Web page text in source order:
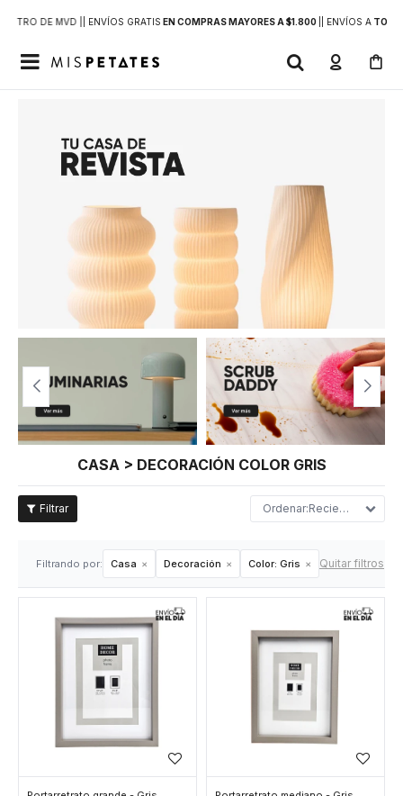
DE MVD | | ENVÍOS GRATIS EN COMPRAS MAYORES A $1.800 | ENVÍOS ATODO

CASA > DECORACIÓN COLOR GRIS
Recientes
Filtrando por: Casa Decoración Color: Gris Quitar filtros